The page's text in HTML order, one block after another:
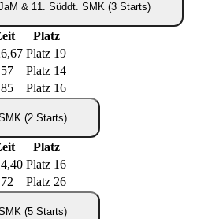
& 11. Süddt. SMK (3 Starts)
Platz
Platz 19
Platz 14
Platz 16
(2 Starts)
Platz
Platz 16
Platz 26
(5 Starts)